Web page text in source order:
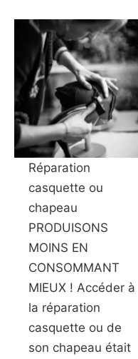
Réparation
casquette ou
chapeau
PRODUISONS
MOINS EN
CONSOMMANT
MIEUX ! Accéder à
la réparation
casquette ou de
son chapeau était